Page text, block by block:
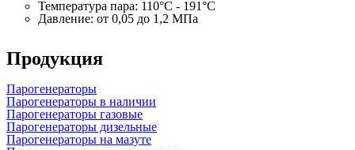
Температура пара: 110°C - 191°C
Давление: от 0,05 до 1,2 МПа
Продукция
Парогенераторы
Парогенераторы в наличии
Парогенераторы газовые
Парогенераторы дизельные
Парогенераторы на мазуте